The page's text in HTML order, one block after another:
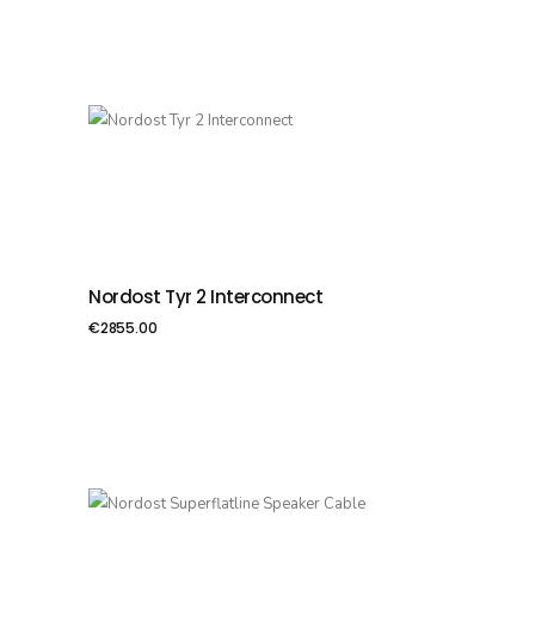
PIEVIENOT GROZAM
Nordost Tyr 2 Interconnect
€2855.00